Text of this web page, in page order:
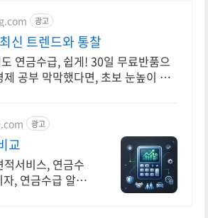
광고
신 트렌드와 통찰
연금수급, 쉽게! 30일 무료반품으
공부 막막했다면, 초보 눈높이 책
광고
교
서비스, 연금수
, 연금수급 알뜰